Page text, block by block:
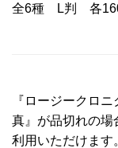
全6種 L判 各160
『ロージークロ
真』が品切れの場
利用いただけます